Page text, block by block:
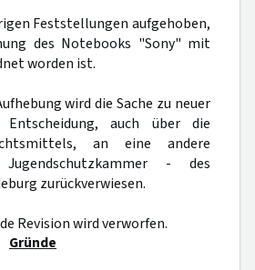
Feststellungen aufgehoben,
des Notebooks "Sony" mit
worden ist.
wird die Sache zu neuer
Entscheidung, auch über die
an eine andere
- des
zurückverwiesen.
Revision wird verworfen.
Gründe